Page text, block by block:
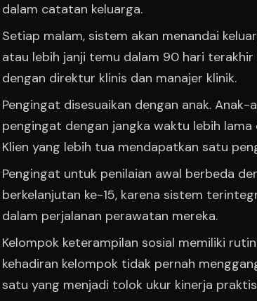
dalam catatan keluarga.
Setiap malam, sistem akan menandai
atau lebih janji temu dalam 90 hari
dengan direktur klinis dan manajer klinik.
Pengingat disesuaikan dengan anak.
pengingat dengan jangka waktu lebih
Klien yang lebih tua mendapatkan satu
Pengingat untuk penilaian awal berbeda
berkelanjutan ke-15, karena sistem
dalam perjalanan perawatan mereka.
Kelompok keterampilan sosial memiliki
kehadiran kelompok tidak pernah
satu yang menjadi tolok ukur kinerja